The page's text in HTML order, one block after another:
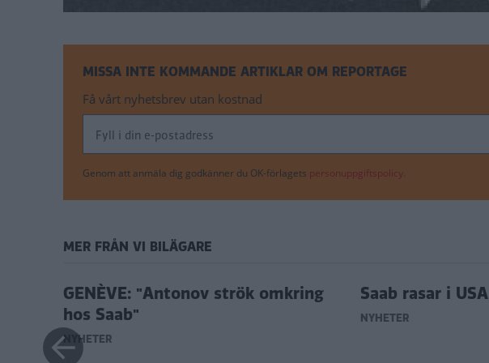
MISSA INTE KOMMANDE ARTIKLAR OM REPORTAGE
Få vårt nyhetsbrev utan kostnad
Genom att anmäla dig godkänner du OK-förlagets personuppgiftspolicy.
MER FRÅN VI BILÄGARE
GENÈVE: "Antonov strök omkring
hos Saab"
NYHETER
Saab rasar i USA
NYHETER